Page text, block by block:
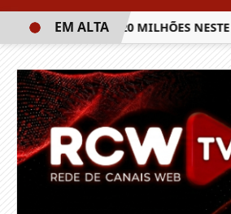
DE R$ 20 MILHÕES NESTE
EM ALTA